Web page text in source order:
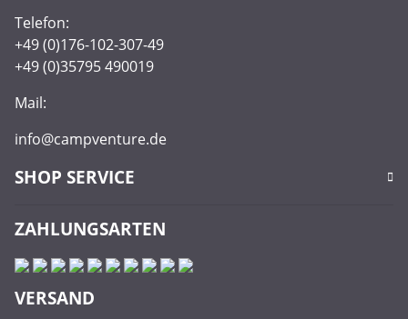
Telefon:
+49 (0)176-102-307-49
+49 (0)35795 490019
Mail:
info@campventure.de
SHOP SERVICE
ZAHLUNGSARTEN
VERSAND